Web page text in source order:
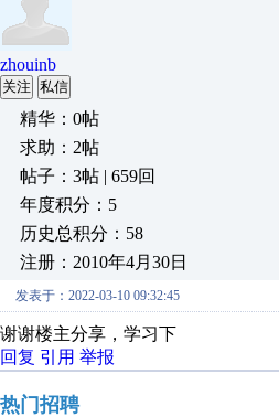
zhouinb
关注 私信
精华：0帖
求助：2帖
帖子：3帖 | 659回
年度积分：5
历史总积分：58
注册：2010年4月30日
发表于：2022-03-10 09:32:45
谢谢楼主分享，学习下
回复 引用 举报
热门招聘